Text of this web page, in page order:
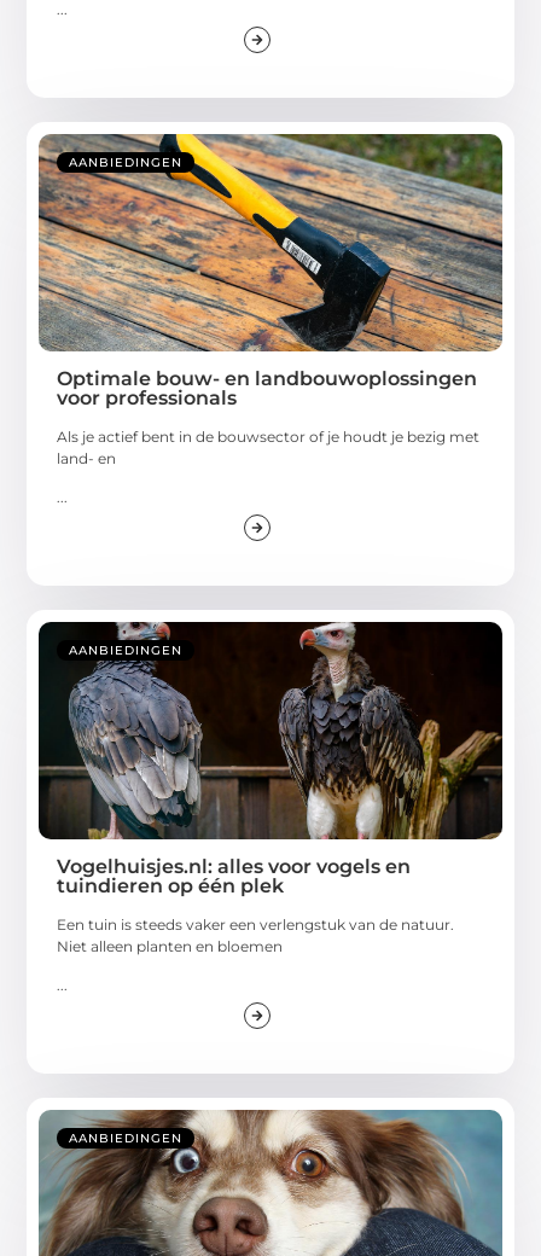
AANBIEDINGEN
Optimale bouw- en landbouwoplossingen
voor professionals
Als je actief bent in de bouwsector of je houdt je bezig met
land- en
AANBIEDINGEN
Vogelhuisjes.nl: alles voor vogels en
tuindieren op één plek
Een tuin is steeds vaker een verlengstuk van de natuur.
Niet alleen planten en bloemen
...
AANBIEDINGEN